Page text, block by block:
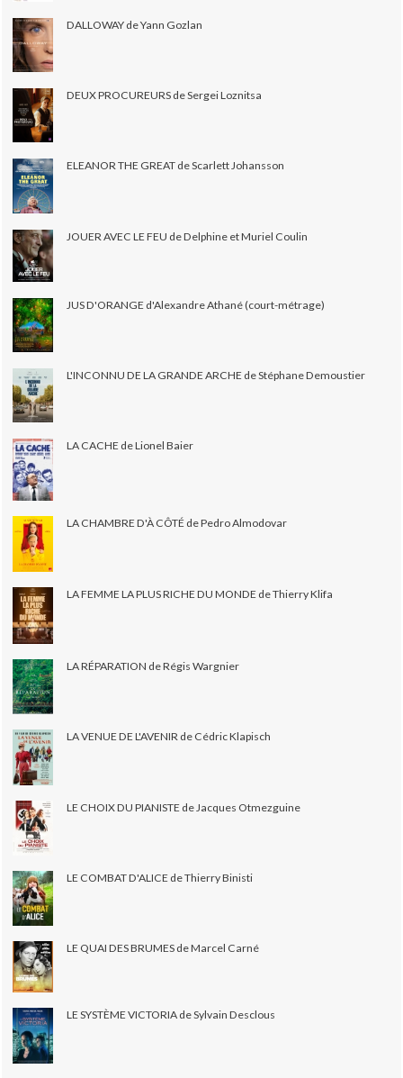
DALLOWAY de Yann Gozlan
DEUX PROCUREURS de Sergei Loznitsa
ELEANOR THE GREAT de Scarlett Johansson
JOUER AVEC LE FEU de Delphine et Muriel Coulin
JUS D'ORANGE d'Alexandre Athané (court-métrage)
L'INCONNU DE LA GRANDE ARCHE de Stéphane Demoustier
LA CACHE de Lionel Baier
LA CHAMBRE D'À CÔTÉ de Pedro Almodovar
LA FEMME LA PLUS RICHE DU MONDE de Thierry Klifa
LA RÉPARATION de Régis Wargnier
LA VENUE DE L'AVENIR de Cédric Klapisch
LE CHOIX DU PIANISTE de Jacques Otmezguine
LE COMBAT D'ALICE de Thierry Binisti
LE QUAI DES BRUMES de Marcel Carné
LE SYSTÈME VICTORIA de Sylvain Desclous